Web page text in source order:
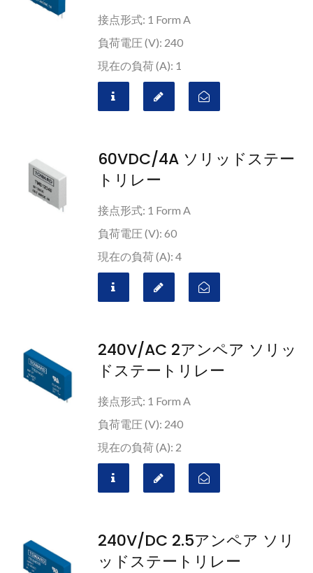
接点形式: 1 Form A
負荷電圧 (V): 240
現在の負荷 (A): 1
60VDC/4A ソリッドステー
トリレー
接点形式: 1 Form A
負荷電圧 (V): 60
現在の負荷 (A): 4
240V/AC 2アンペア ソリッ
ドステートリレー
接点形式: 1 Form A
負荷電圧 (V): 240
現在の負荷 (A): 2
240V/DC 2.5アンペア ソリ
ッドステートリレー